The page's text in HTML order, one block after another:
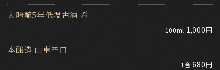
大吟醸5年低温古酒 肴
100ml 1,000円
本醸造 山車辛口
1合 680円